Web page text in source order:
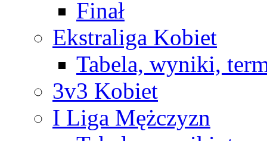
Finał
Ekstraliga Kobiet
Tabela, wyniki,
3v3 Kobiet
I Liga Mężczyzn